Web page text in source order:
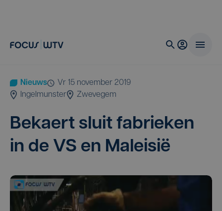
Nieuws
vr 15 november 2019
Ingelmunster
Zwevegem
Bekaert sluit fabrie­ken
in de VS en Maleisië